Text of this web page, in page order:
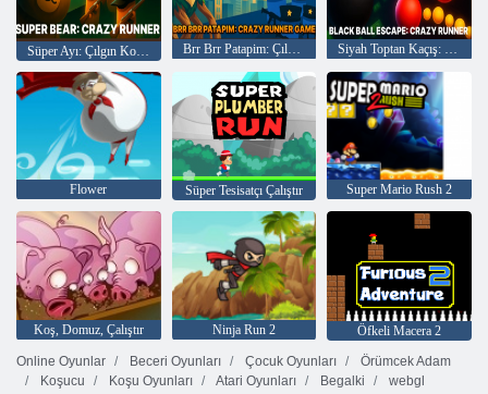
Brr Brr Patapim: Çılgın Koşucu Oyunu Siyah Toptan Kaçış: Çılgın Koşucu
Flower Süper Tesisatçı Çalıştır Super Mario Rush 2
Koş, Domuz, Çalıştır Ninja Run 2
Öfkeli Macera 2
Online Oyunlar
Beceri Oyunları Çocuk Oyunları
Örümcek Adam
Koşucu
Koşu Oyunları Atari Oyunları Begalki webgl